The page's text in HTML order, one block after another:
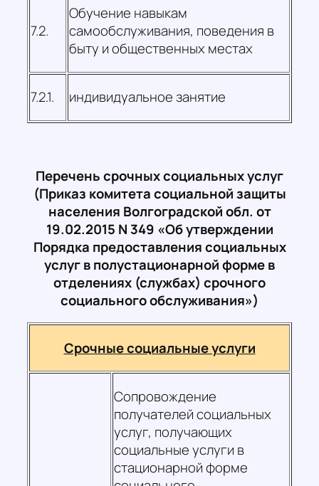
7.2.
Обучение навыкам
самообслуживания, поведения в
быту и общественных местах
7.2.1. индивидуальное занятие
Перечень срочных социальных услуг
(Приказ комитета социальной защиты
населения Волгоградской обл. от
19.02.2015 N 349 «Об утверждении
Порядка предоставления социальных
услуг в полустационарной форме в
отделениях (службах) срочного
социального обслуживания»)
Срочные социальные услуги
Сопровождение
получателей социальных
услуг, получающих
социальные услуги в
стационарной форме